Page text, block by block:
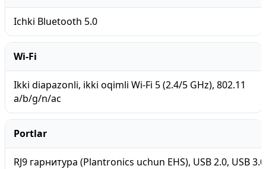
Ichki Bluetooth 5.0
Wi-Fi
Ikki diapazonli, ikki oqimli Wi-Fi 5 (2.4/5 GHz), 802.11
a/b/g/n/ac
Portlar
RJ9 гарнитура (Plantronics uchun EHS), USB 2.0, USB 3.0